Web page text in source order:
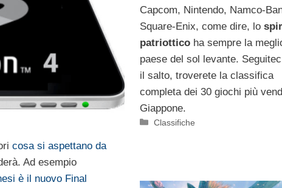
cosa si aspettano da
Ad esempio
è il nuovo Final
Capcom, Nintendo, Namco-
Square-Enix, come dire, lo
patriotticoha sempre la
paese del sol levante.
il salto, troverete la classifica
completa dei 30 giochi più
Giappone.
Categorie
Classifiche